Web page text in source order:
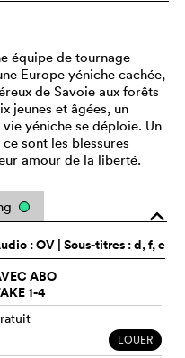
équipe de tournage
Europe yéniche cachée,
de Savoie aux forêts
jeunes et âgées, un
yéniche se déploie. Un
sont les blessures
amour de la liberté.
o
:OV | Sous-titres : d, f, e
ABO
1-4
LOUER